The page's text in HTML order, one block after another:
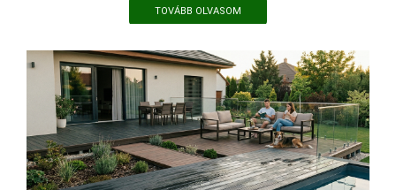
TOVÁBB OLVASOM